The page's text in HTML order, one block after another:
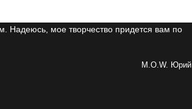
Надеюсь, мое творчество придется вам по
M.O.W. Юрий